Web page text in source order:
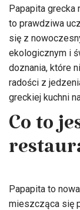
Papapita grecka
to prawdziwa
się z
ekologicznym i
doznania, które
radości z
greckiej kuchni
Co to
Papapita to
mieszcząca się